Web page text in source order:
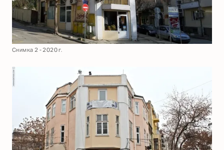
Снимка 2 - 2020 г.